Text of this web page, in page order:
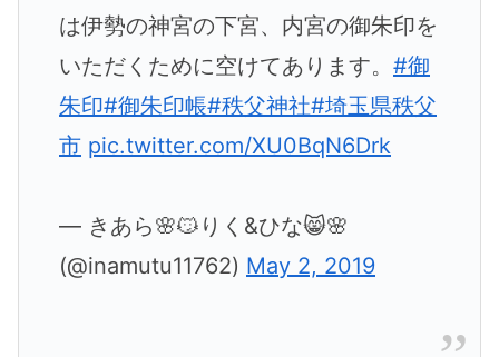
は伊勢の神宮の下宮、内宮の御朱印を
いただくために空けてあります。 #御
朱印#御朱印帳#秩父神社#埼玉県秩父
市 pic.twitter.com/XU0BqN6Drk
— きあら🌸😼りく&ひな😸🌸
(@inamutu11762) May 2, 2019